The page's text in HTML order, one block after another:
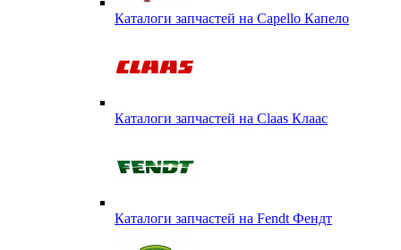
Каталоги запчастей на Capello Капело
Каталоги запчастей на Claas Клаас
Каталоги запчастей на Fendt Фендт